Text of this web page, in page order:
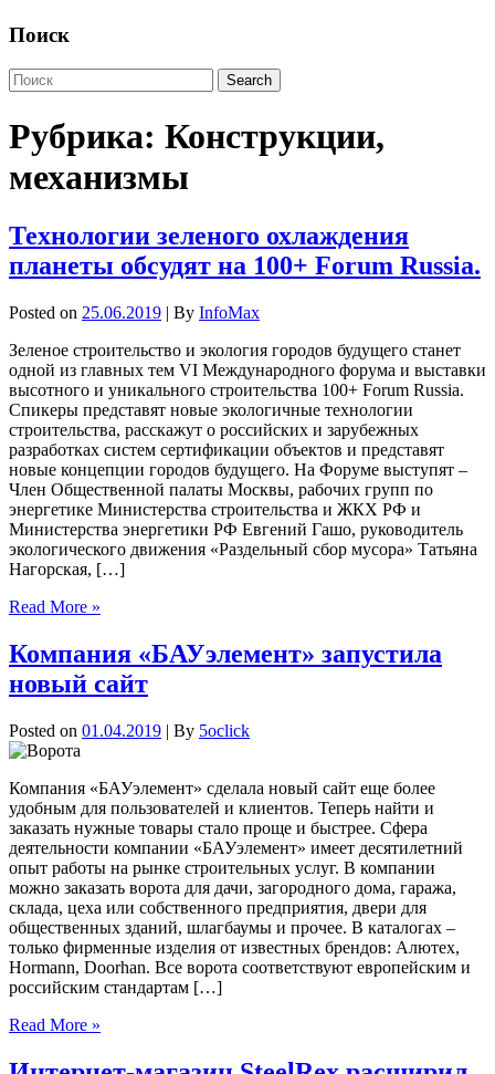
Поиск
Рубрика: Конструкции,
механизмы
Технологии зеленого охлаждения
планеты обсудят на 100+ Forum Russia.
Posted on 25.06.2019 | By InfoMax
Зеленое строительство и экология городов будущего станет
одной из главных тем VI Международного форума и выставки
высотного и уникального строительства 100+ Forum Russia.
Спикеры представят новые экологичные технологии
строительства, расскажут о российских и зарубежных
разработках систем сертификации объектов и представят
новые концепции городов будущего. На Форуме выступят –
Член Общественной палаты Москвы, рабочих групп по
энергетике Министерства строительства и ЖКХ РФ и
Министерства энергетики РФ Евгений Гашо, руководитель
экологического движения «Раздельный сбор мусора» Татьяна
Нагорская, […]
Read More »
Компания «БАУэлемент» запустила
новый сайт
Posted on 01.04.2019 | By 5oclick
Компания «БАУэлемент» сделала новый сайт еще более
удобным для пользователей и клиентов. Теперь найти и
заказать нужные товары стало проще и быстрее. Сфера
деятельности компании «БАУэлемент» имеет десятилетний
опыт работы на рынке строительных услуг. В компании
можно заказать ворота для дачи, загородного дома, гаража,
склада, цеха или собственного предприятия, двери для
общественных зданий, шлагбаумы и прочее. В каталогах –
только фирменные изделия от известных брендов: Алютех,
Hormann, Doorhan. Все ворота соответствуют европейским и
российским стандартам […]
Read More »